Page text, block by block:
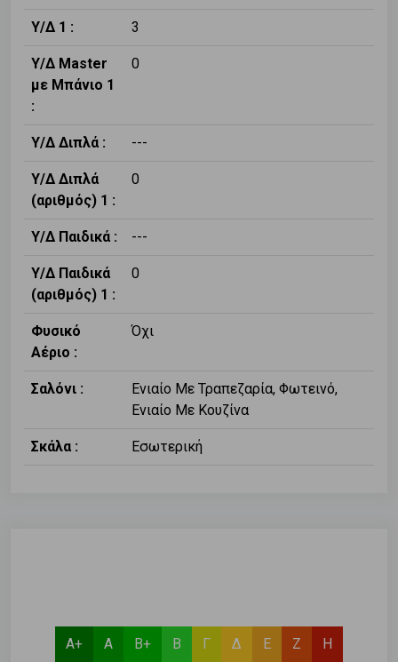
Υ/Δ 1 : 3
Υ/Δ Master
με Μπάνιο 1
:
0
Υ/Δ Διπλά : ---
Υ/Δ Διπλά
(αριθμός) 1 :
0
Υ/Δ Παιδικά : ---
Υ/Δ Παιδικά
(αριθμός) 1 :
0
Φυσικό
Αέριο :
Όχι
Σαλόνι :
Ενιαίο Με Τραπεζαρία, Φωτεινό,
Ενιαίο Με Κουζίνα
Σκάλα : Εσωτερική
Α+ Α Β+ Β Γ Δ Ε Ζ Η